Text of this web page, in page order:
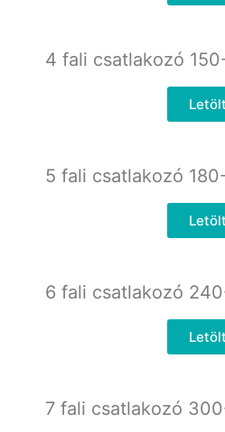
4 fali csatlakozó
5 fali csatlakozó
6 fali csatlakozó
7 fali csatlakozó